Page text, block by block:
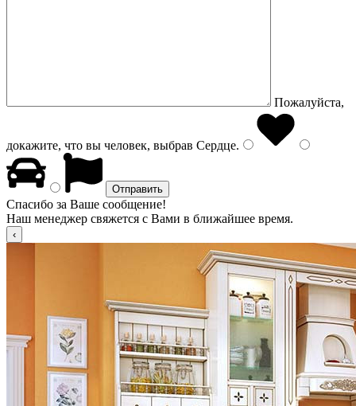
Пожалуйста,
докажите, что вы человек, выбрав Сердце.
Спасибо за Ваше сообщение!
Наш менеджер свяжется с Вами в ближайшее время.